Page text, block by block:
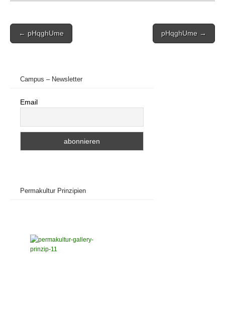
Post
navigation
← pHqghUme pHqghUme →
Campus – Newsletter
Email
Permakultur Prinzipien